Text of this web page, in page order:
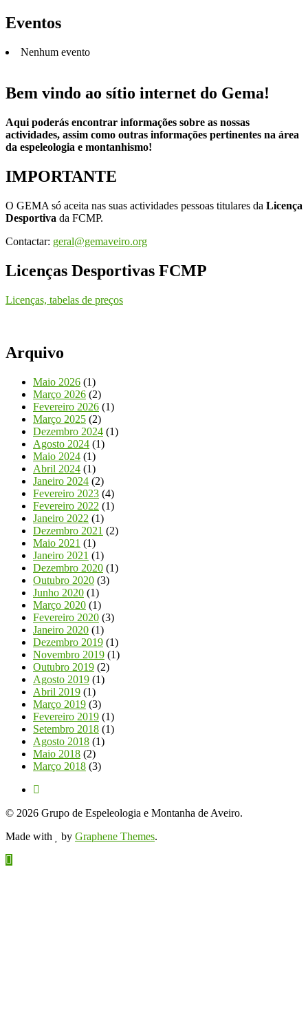
Eventos
Nenhum evento
Bem vindo ao sítio internet do Gema!
Aqui poderás encontrar informações sobre as nossas
actividades, assim como outras informações pertinentes na área
da espeleologia e montanhismo!
IMPORTANTE
O GEMA só aceita nas suas actividades pessoas titulares da Licença
Desportiva da FCMP.
Contactar: geral@gemaveiro.org
Licenças Desportivas FCMP
Licenças, tabelas de preços
Arquivo
Maio 2026 (1)
Março 2026 (2)
Fevereiro 2026 (1)
Março 2025 (2)
Dezembro 2024 (1)
Agosto 2024 (1)
Maio 2024 (1)
Abril 2024 (1)
Janeiro 2024 (2)
Fevereiro 2023 (4)
Fevereiro 2022 (1)
Janeiro 2022 (1)
Dezembro 2021 (2)
Maio 2021 (1)
Janeiro 2021 (1)
Dezembro 2020 (1)
Outubro 2020 (3)
Junho 2020 (1)
Março 2020 (1)
Fevereiro 2020 (3)
Janeiro 2020 (1)
Dezembro 2019 (1)
Novembro 2019 (1)
Outubro 2019 (2)
Agosto 2019 (1)
Abril 2019 (1)
Março 2019 (3)
Fevereiro 2019 (1)
Setembro 2018 (1)
Agosto 2018 (1)
Maio 2018 (2)
Março 2018 (3)
© 2026 Grupo de Espeleologia e Montanha de Aveiro.
Made with
by Graphene Themes.